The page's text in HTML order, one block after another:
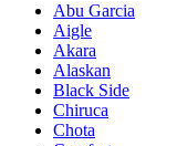
Abu Garcia
Aigle
Akara
Alaskan
Black Side
Chiruca
Chota